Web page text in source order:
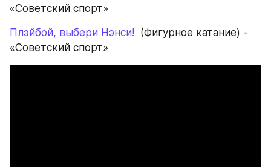
«Советский спорт»
Плэйбой, выбери Нэнси!
  (Фигурное катание) -
«Советский спорт»